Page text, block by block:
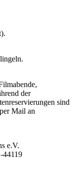
der
sind
Mail an
e.V.
44119